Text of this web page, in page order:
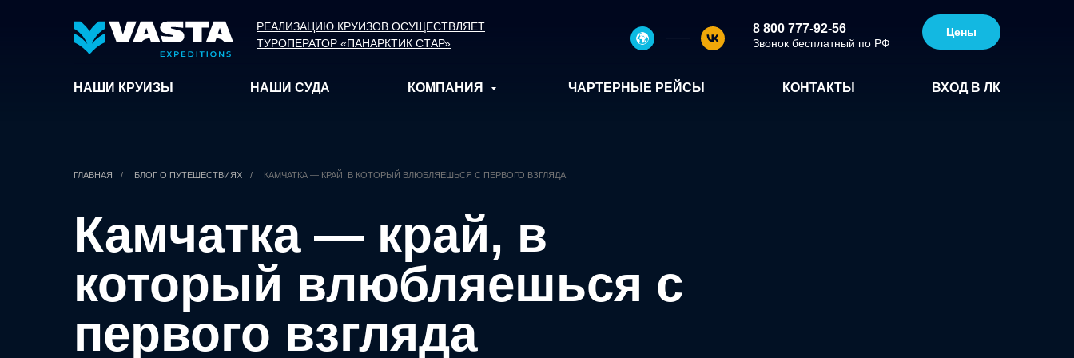
8 800 777-92-56
Звонок бесплатный по РФ
Цены
НАШИ КРУИЗЫ НАШИ СУДА КОМПАНИЯ ЧАРТЕРНЫЕ РЕЙСЫ КОНТАКТЫ ВХОД В ЛК
РЕАЛИЗАЦИЮ КРУИЗОВ ОСУЩЕСТВЛЯЕТ
ТУРОПЕРАТОР «ПАНАРКТИК СТАР»
ГЛАВНАЯ / БЛОГ О ПУТЕШЕСТВИЯХ / КАМЧАТКА — КРАЙ, В КОТОРЫЙ ВЛЮБЛЯЕШЬСЯ С ПЕРВОГО ВЗГЛЯДА
Камчатка — край, в
который влюбляешься с
первого взгляда